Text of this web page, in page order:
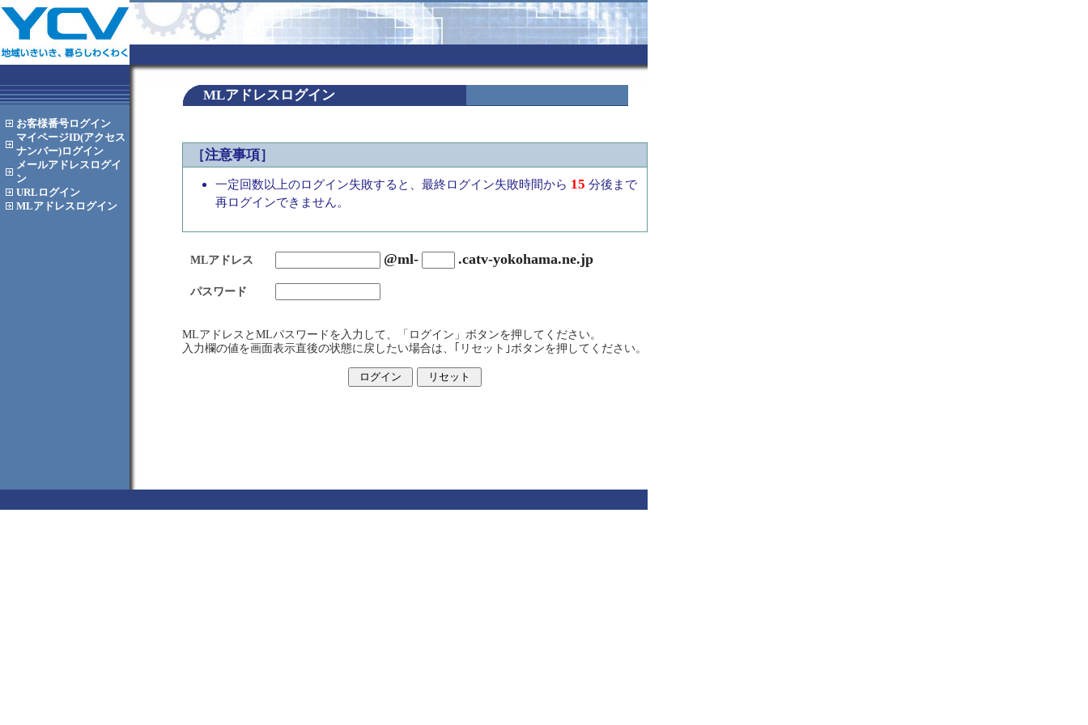
お客様番号ログイン
マイページID(アクセス
ナンバー)ログイン
メールアドレス ログイ
ン
URL ログイン
MLアドレス ログイン
MLアドレスログイン
［注意事項］
一定回数以上のログイン失敗すると、最終ログイン失敗時間から 15 分後まで
再ログインできません。
MLアドレス @ml- .catv-yokohama.ne.jp
パスワード
MLアドレスとMLパスワードを入力して、「ログイン」ボタンを押してください。
入力欄の値を画面表示直後の状態に戻したい場合は、｢リセット｣ボタンを押してください。